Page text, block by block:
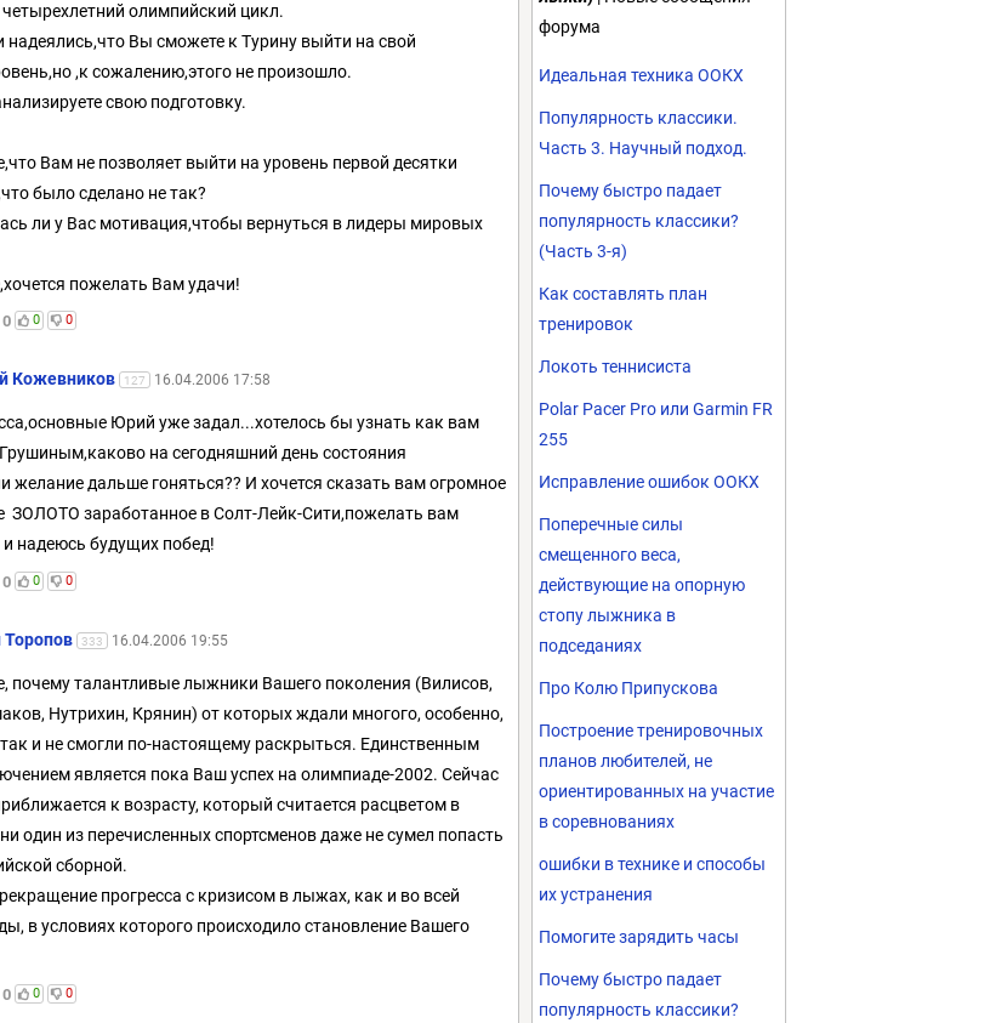
олимпийский цикл.
надеялись,что Вы сможете к Турину выйти на свой
,к сожалению,этого не произошло.
свою подготовку.
Вам не позволяет выйти на уровень первой десятки
было сделано не так?
ли у Вас мотивация,чтобы вернуться в лидеры мировых
пожелать Вам удачи!
0 0 0
Кожевников 127 16.04.2006 17:58
Юрий уже задал...хотелось бы узнать как вам
на сегодняшний день состояния
желание дальше гоняться?? И хочется сказать вам огромное
ЗОЛОТО заработанное в Солт-Лейк-Сити,пожелать вам
надеюсь будущих побед!
0 0 0
333 16.04.2006 19:55
почему талантливые лыжники Вашего поколения (Вилисов,
Нутрихин, Крянин) от которых ждали многого, особенно,
и не смогли по-настоящему раскрыться. Единственным
является пока Ваш успех на олимпиаде-2002. Сейчас
к возрасту, который считается расцветом в
один из перечисленных спортсменов даже не сумел попасть
сборной.
прогресса с кризисом в лыжах, как и во всей
в условиях которого происходило становление Вашего
0 0 0
форума
Идеальная техника ООКХ
Популярность классики.
Часть 3. Научный подход.
Почему быстро падает
популярность классики?
(Часть 3-я)
Как составлять план
тренировок
Локоть теннисиста
Polar Pacer Pro или Garmin FR
255
Исправление ошибок ООКХ
Поперечные силы
смещенного веса,
действующие на опорную
стопу лыжника в
подседаниях
Про Колю Припускова
Построение тренировочных
планов любителей, не
ориентированных на участие
в соревнованиях
ошибки в технике и способы
их устранения
Помогите зарядить часы
Почему быстро падает
популярность классики?